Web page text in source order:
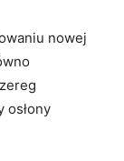
nowej
osłony